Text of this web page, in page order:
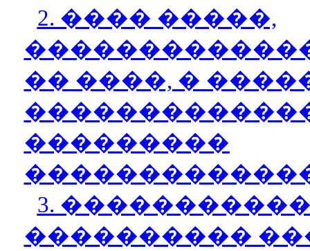
2. ���� �����,
�� ����, �
���������
3.
����������